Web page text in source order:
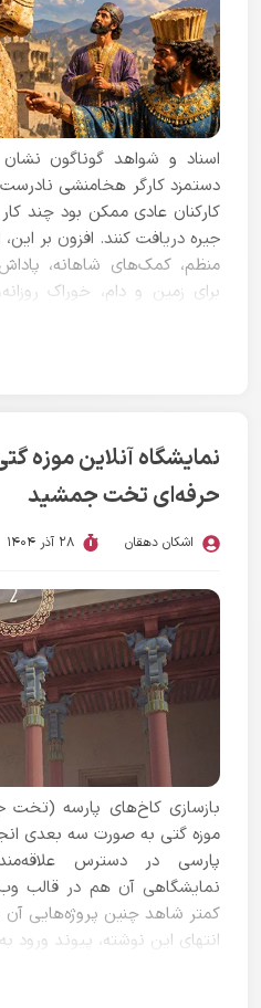
اسناد و شواهد گوناگون
دستمزد کارگر هخامنشی
کارکنان عادی ممکن بود چند
جیره دریافت کنند. افزون بر این،
منظم، کمک‌های شاهانه،
برای زمین و دام، خوراک
بودند. سطح این حقوق و
نمایشگاه آنلاین موزه
حرفه‌ای تخت جمشید
اشکان دهقان 28 آذر 1404
بازسازی کاخ‌های پارسه (تخت
موزه گتی به صورت سه بعدی
پارسی در دسترس
نمایشگاهی آن هم در قالب
کمتر شاهد چنین پروژه‌هایی
انتهای این نوشته، پیوند ورود